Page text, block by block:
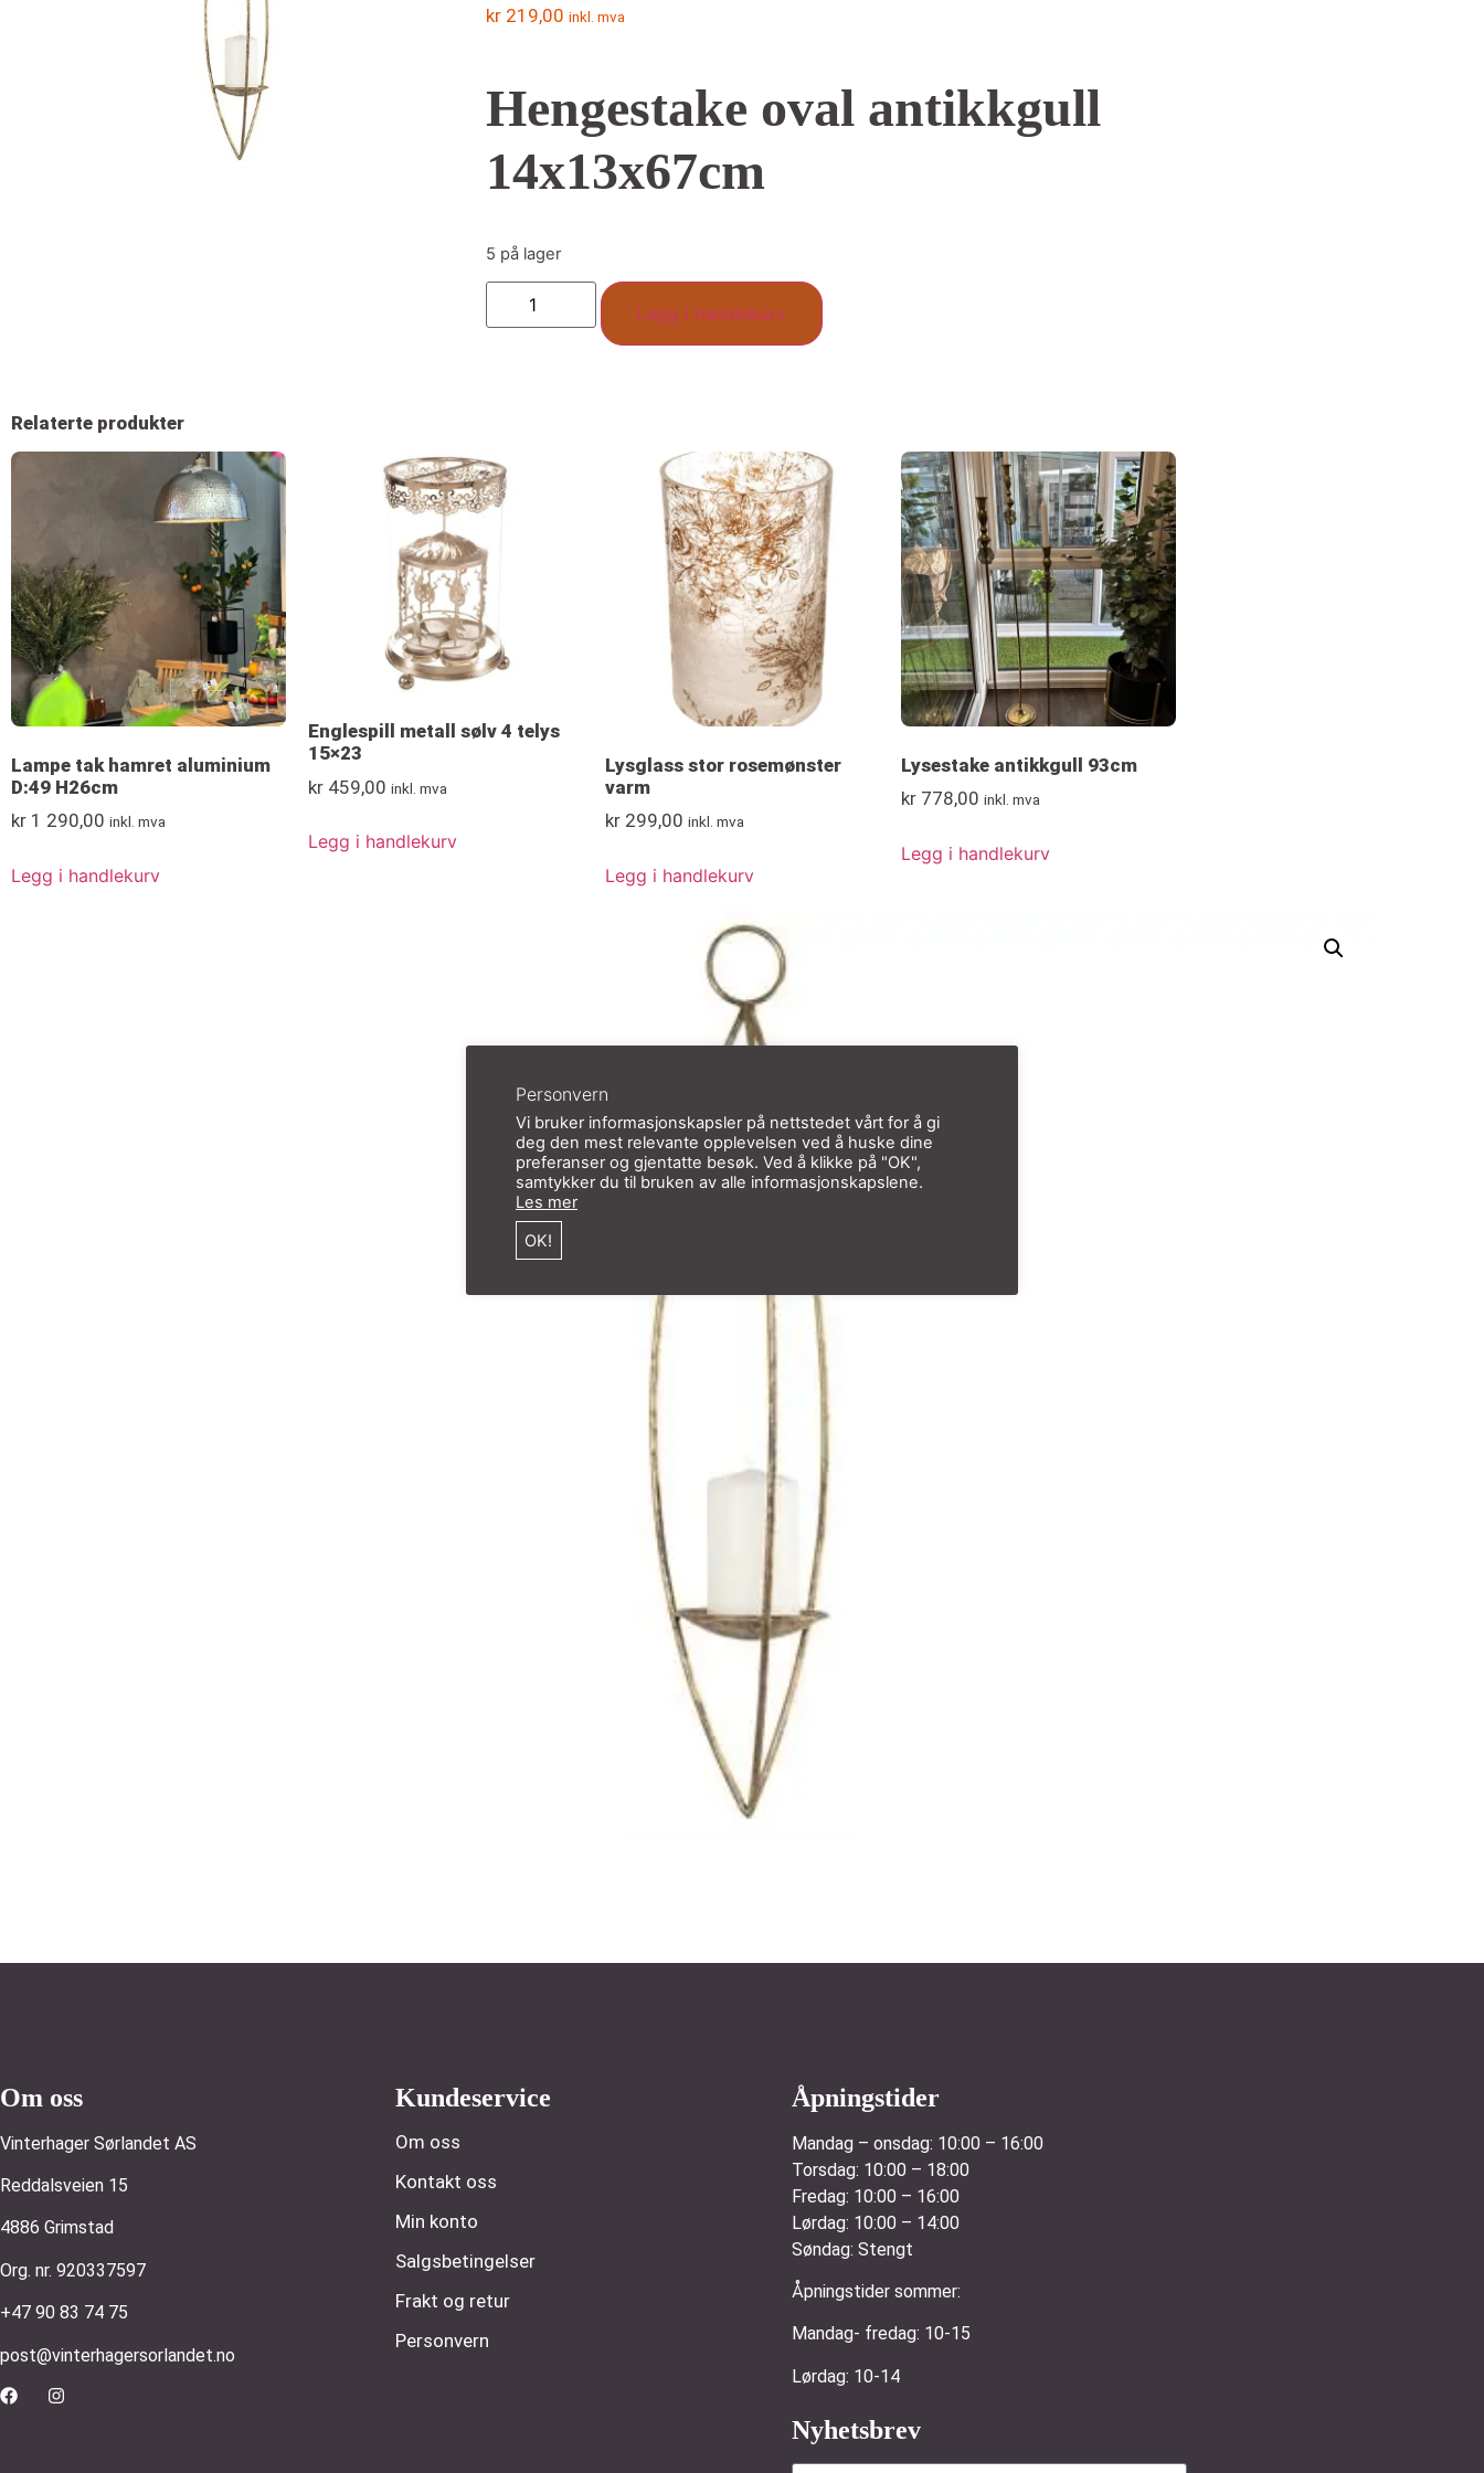
kr 219,00 inkl. mva
Hengestake oval antikkgull
14x13x67cm
5 på lager
Legg i handlekurv
Relaterte produkter
Lampe tak hamret aluminium
D:49 H26cm
kr 1 290,00 inkl. mva
Legg i handlekurv
Englespill metall sølv 4 telys
15×23
kr459,00 inkl. mva
Legg i handlekurv
Lysglass stor rosemønster
varm
kr299,00 inkl. mva
Legg i handlekurv
Lysestake antikkgull 93cm
kr 778,00 inkl. mva
Legg i handlekurv
Om oss
Vinterhager Sørlandet AS
Reddalsveien 15
4886 Grimstad
Org. nr. 920337597
+47 90 83 74 75
post@vinterhagersorlandet.no
Kundeservice
Om oss
Kontakt oss
Min konto
Salgsbetingelser
Frakt og retur
Personvern
Åpningstider
Mandag – onsdag: 10:00 – 16:00
Torsdag: 10:00 – 18:00
Fredag: 10:00 – 16:00
Lørdag: 10:00 – 14:00
Søndag: Stengt
Åpningstider sommer:
Mandag- fredag: 10-15
Lørdag: 10-14
Nyhetsbrev
Personvern
Vi bruker informasjonskapsler på nettstedet vårt for å gi
deg den mest relevante opplevelsen ved å huske dine
preferanser og gjentatte besøk. Ved å klikke på "OK",
samtykker du til bruken av alle informasjonskapslene.
Les mer
OK!